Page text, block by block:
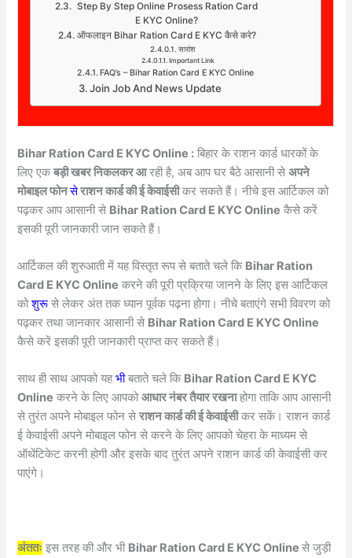
Step By Step Online Prosess Ration Card
E KYC Online?
ऑफलाइन Bihar Ration Card E KYC कैसे करे?
सारांश
Important Link
FAQ’s – Bihar Ration Card E KYC Online
Join Job And News Update
Bihar Ration Card E KYC Online : बिहार के राशन कार्ड धारकों के
लिए एकबड़ी खबर निकलकर आरही है, अब आप घर बैठे आसानी सेअपने
मोबाइल फोनसेराशन कार्ड की ई केवाईसीकर सकते हैं। नीचे इस आर्टिकल को
पढ़कर आप आसानी से Bihar Ration Card E KYC Online कैसे करें
इसकी पूरी जानकारी जान सकते हैं।
आर्टिकल की शुरुआती में यह विस्तृत रूप से बताते चले कि Bihar Ration
Card E KYC Online करने की पूरी प्रक्रिया जानने के लिए इस आर्टिकल
कोशुरू से लेकर अंत तक ध्यान पूर्वक पढ़ना होगा। नीचे बताएंगे सभी विवरण को
पढ़कर तथा जानकार आसानी से Bihar Ration Card E KYC Online
कैसे करें इसकी पूरी जानकारी प्राप्त कर सकते हैं।
साथ ही साथ आपको यहभीबताते चले कि Bihar Ration Card E KYC
Online करने के लिए आपकोआधार नंबर तैयार रखनाहोगा ताकि आप आसानी
से तुरंत अपने मोबाइल फोन सेराशन कार्ड की ई केवाईसीकर सकें। राशन कार्ड
ई केवाईसी अपने मोबाइल फोन से करने के लिए आपको चेहरा के माध्यम से
ऑथेंटिकेट करनी होगी और इसके बाद तुरंत अपने राशन कार्ड की केवाईसी कर
पाएंगे।
अंततः इस तरह की और भी Bihar Ration Card E KYC Onlineसे जुड़ी